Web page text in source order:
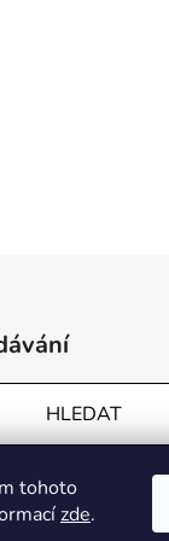
tohoto
zde.
HLEDAT